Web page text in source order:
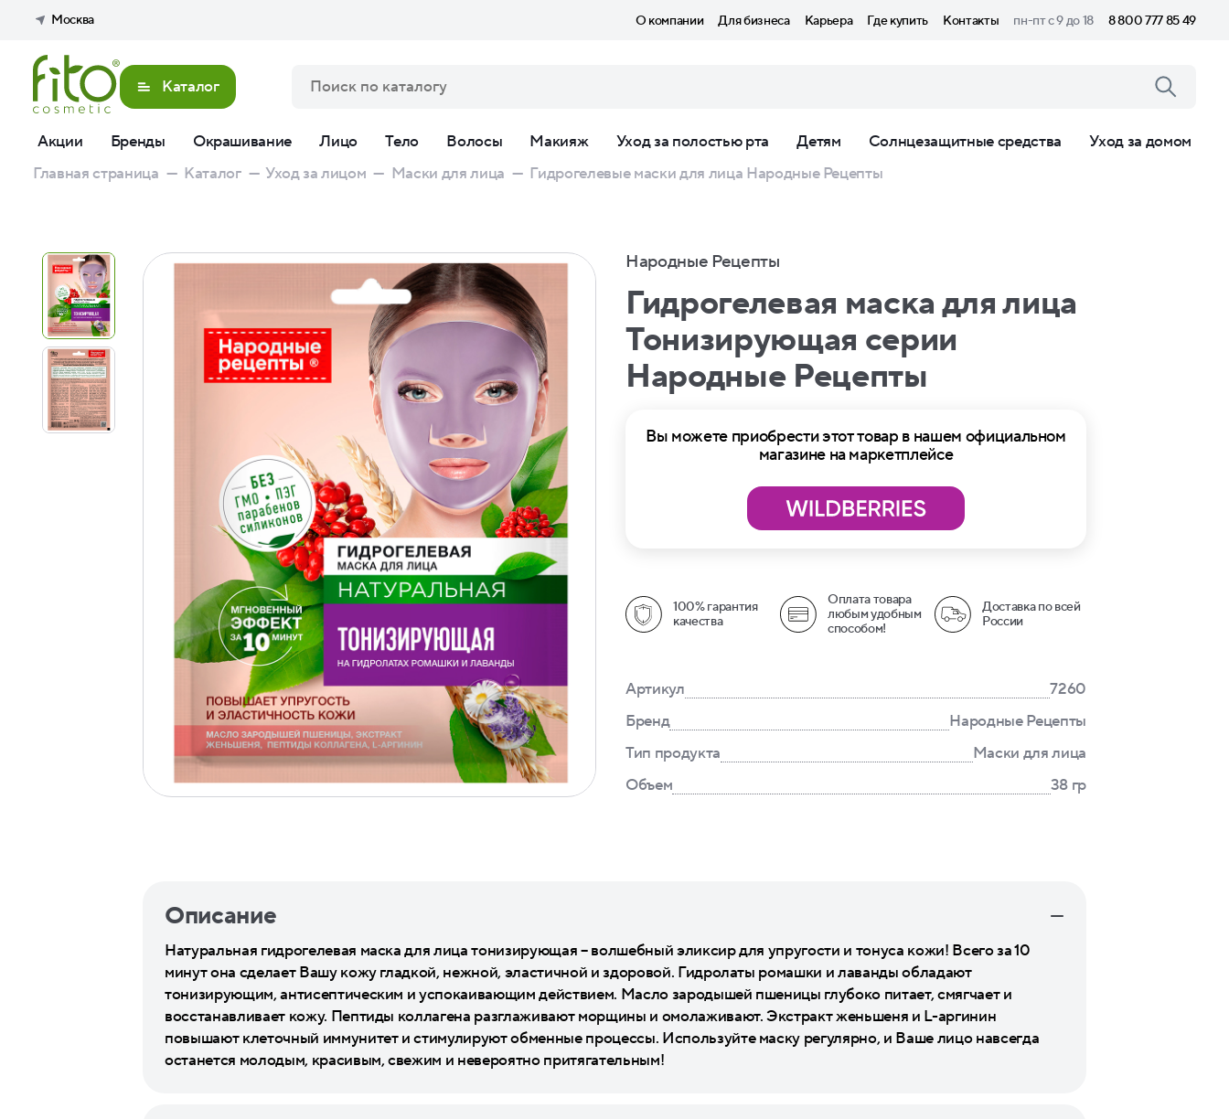
Москва О компании Для бизнеса Карьера Где купить Контакты пн-пт с 9 до 18 8 800 777 85 49
Каталог
Акции Бренды Окрашивание Лицо Тело Волосы Макияж Уход за полостью рта Детям Солнцезащитные средства
Уход за домом
Главная страница — Каталог — Уход за лицом — Маски для лица — Гидрогелевые маски для лица Народные Рецепты
Народные Рецепты
Гидрогелевая маска для лица
Тонизирующая серии
Народные Рецепты
Вы можете приобрести этот товар в нашем официальном
магазине на маркетплейсе
100% гарантия
качества
Оплата товара
любым удобным
способом!
Доставка по всей
России
Артикул
7260
Бренд
Народные Рецепты
Тип продукта
Маски для лица
Объем
38 гр
Описание
Натуральная гидрогелевая маска для лица тонизирующая – волшебный эликсир для упругости и тонуса кожи! Всего за 10
минут она сделает Вашу кожу гладкой, нежной, эластичной и здоровой. Гидролаты ромашки и лаванды обладают
тонизирующим, антисептическим и успокаивающим действием. Масло зародышей пшеницы глубоко питает, смягчает и
восстанавливает кожу. Пептиды коллагена разглаживают морщины и омолаживают. Экстракт женьшеня и L-аргинин
повышают клеточный иммунитет и стимулируют обменные процессы. Используйте маску регулярно, и Ваше лицо навсегда
останется молодым, красивым, свежим и невероятно притягательным!